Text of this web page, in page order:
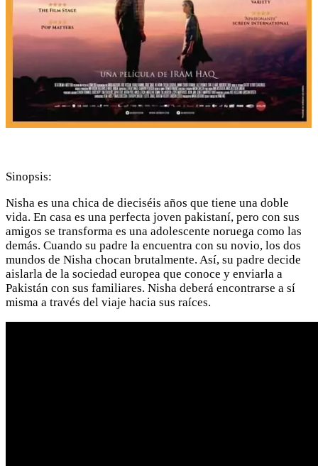
Sinopsis:
Nisha es una chica de dieciséis años que tiene una doble
vida. En casa es una perfecta joven pakistaní, pero con sus
amigos se transforma es una adolescente noruega como las
demás. Cuando su padre la encuentra con su novio, los dos
mundos de Nisha chocan brutalmente. Así, su padre decide
aislarla de la sociedad europea que conoce y enviarla a
Pakistán con sus familiares. Nisha deberá encontrarse a sí
misma a través del viaje hacia sus raíces.